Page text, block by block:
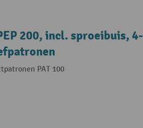
200, incl. sproeibuis, 4-
PAT 100